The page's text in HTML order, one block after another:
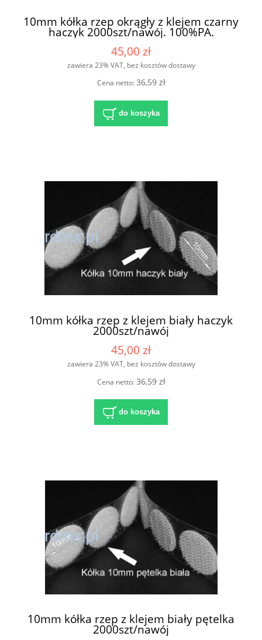
10mm kółka rzep okrągły z klejem czarny
haczyk 2000szt/nawój. 100%PA.
45,00 zł
zawiera 23% VAT, bez kosztów dostawy
Cena netto:36,59 zł
do koszyka
10mm kółka rzep z klejem biały haczyk
2000szt/nawój
45,00 zł
zawiera 23% VAT, bez kosztów dostawy
Cena netto:36,59 zł
do koszyka
10mm kółka rzep z klejem biały pętelka
2000szt/nawój